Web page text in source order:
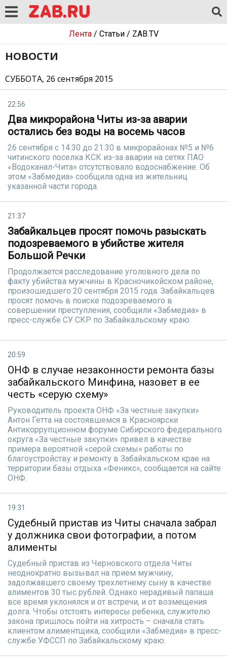
Лента/ Статьи/ ZAB.TV
НОВОСТИ
СУББОТА, 26 сентября 2015
22:56
Два микрорайона Читы из-за аварии
остались без воды на восемь часов
26 сентября с 14:30 до 21:30 в микрорайонах №5 и №6
читинского поселка КСК из-за аварии на сетях ПАО
«Водоканал-Чита» отсутствовало водоснабжение. Об
этом «Забмедиа» сообщила одна из жительниц
указанной части города.
21:37
Забайкальцев просят помочь разыскать
подозреваемого в убийстве жителя
Большой Речки
Продолжается расследование уголовного дела по
факту убийства мужчины в Красночикойском районе,
произошедшего 20 сентября 2015 года. Забайкальцев
просят помочь в поиске подозреваемого в
совершении преступления, сообщили «Забмедиа» в
пресс-службе СУ СКР по Забайкальскому краю.
20:59
ОНФ в случае незаконности ремонта базы
забайкальского Минфина, назовет в ее
честь «серую схему»
Руководитель проекта ОНФ «За честные закупки»
Антон Гетта на состоявшемся в Красноярске
Антикоррупционном форуме Сибирского федерального
округа «За честные закупки» привел в качестве
примера вероятной «серой схемы» работы по
благоустройству и ремонту в Забайкальском крае на
территории базы отдыха «Феникс», сообщается на сайте
ОНФ.
19:31
Судебный пристав из Читы сначала забрал
у должника свои фотографии, а потом
алименты
Судебный пристав из Черновского отдела Читы
неоднократно вызывал на прием мужчину,
задолжавшего своему трехлетнему сыну в качестве
алиментов 30 тыс рублей. Однако нерадивый папаша
все время уклонялся и от встречи, и от возмещения
долга. Чтобы отстоять интересы ребенка, служителю
закона пришлось пойти на хитрость – сначала стать
клиентом алиментщика, сообщили «Забмедиа» в пресс-
службе УФССП по Забайкальскому краю.